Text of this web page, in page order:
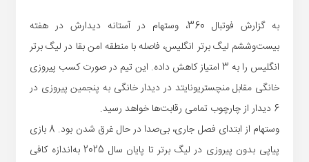
به گزارش فوتبال 360، وستهام در آستانه دیدارش در هفته
بیست‌وششم لیگ برتر انگلیس، فاصله‌ با منطقه امن بقا در لیگ برتر
انگلیس را به 3 امتیاز کاهش داده. این تیم در صورت کسب پیروزی
خانگی مقابل منچستریونایتد در دیدار خانگی به پنجمین پیروزی در
6 دیدار از چارچوب تمامی رقابت‌ها خواهد رسید.
وستهام از ابتدای فصل جاری، بی‌صدا در حال غرق شدن بود. 8 بازی
پیاپی بدون پیروزی در لیگ برتر تا پایان سال 2025 به‌اندازه کافی